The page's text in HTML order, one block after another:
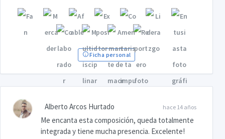
Ficha personal
hace 14 años
Alberto Arcos Hurtado
Me encanta esta composición, queda totalmente
integrada y tiene mucha presencia. Excelente!